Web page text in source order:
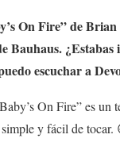
On Fire” deBrian
Bauhaus.
escuchar a
On Fire” es un
y fácil de tocar.